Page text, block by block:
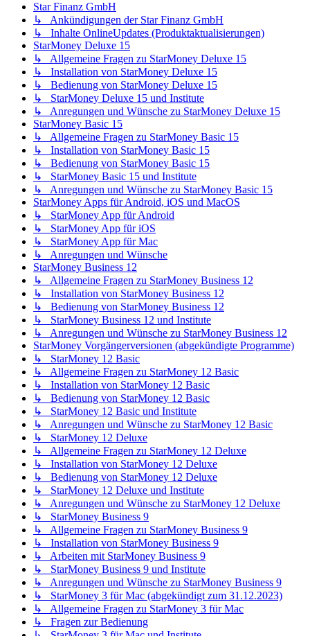
Star Finanz GmbH
↳ Ankündigungen der Star Finanz GmbH
↳ Inhalte OnlineUpdates (Produktaktualisierungen)
StarMoney Deluxe 15
↳ Allgemeine Fragen zu StarMoney Deluxe 15
↳ Installation von StarMoney Deluxe 15
↳ Bedienung von StarMoney Deluxe 15
↳ StarMoney Deluxe 15 und Institute
↳ Anregungen und Wünsche zu StarMoney Deluxe 15
StarMoney Basic 15
↳ Allgemeine Fragen zu StarMoney Basic 15
↳ Installation von StarMoney Basic 15
↳ Bedienung von StarMoney Basic 15
↳ StarMoney Basic 15 und Institute
↳ Anregungen und Wünsche zu StarMoney Basic 15
StarMoney Apps für Android, iOS und MacOS
↳ StarMoney App für Android
↳ StarMoney App für iOS
↳ StarMoney App für Mac
↳ Anregungen und Wünsche
StarMoney Business 12
↳ Allgemeine Fragen zu StarMoney Business 12
↳ Installation von StarMoney Business 12
↳ Bedienung von StarMoney Business 12
↳ StarMoney Business 12 und Institute
↳ Anregungen und Wünsche zu StarMoney Business 12
StarMoney Vorgängerversionen (abgekündigte Programme)
↳ StarMoney 12 Basic
↳ Allgemeine Fragen zu StarMoney 12 Basic
↳ Installation von StarMoney 12 Basic
↳ Bedienung von StarMoney 12 Basic
↳ StarMoney 12 Basic und Institute
↳ Anregungen und Wünsche zu StarMoney 12 Basic
↳ StarMoney 12 Deluxe
↳ Allgemeine Fragen zu StarMoney 12 Deluxe
↳ Installation von StarMoney 12 Deluxe
↳ Bedienung von StarMoney 12 Deluxe
↳ StarMoney 12 Deluxe und Institute
↳ Anregungen und Wünsche zu StarMoney 12 Deluxe
↳ StarMoney Business 9
↳ Allgemeine Fragen zu StarMoney Business 9
↳ Installation von StarMoney Business 9
↳ Arbeiten mit StarMoney Business 9
↳ StarMoney Business 9 und Institute
↳ Anregungen und Wünsche zu StarMoney Business 9
↳ StarMoney 3 für Mac (abgekündigt zum 31.12.2023)
↳ Allgemeine Fragen zu StarMoney 3 für Mac
↳ Fragen zur Bedienung